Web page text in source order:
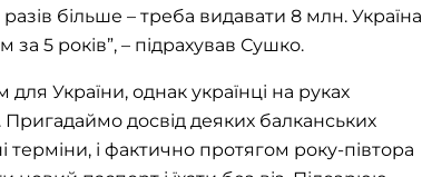
більше – треба видавати 8 млн. Україна
5 років”, – підрахував Сушко.
України, однак українці на руках
Пригадаймо досвід деяких балканських
терміни, і фактично протягом року-півтора